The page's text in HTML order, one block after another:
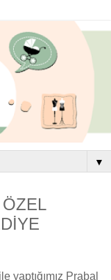
▼
yaptığımız Prabal